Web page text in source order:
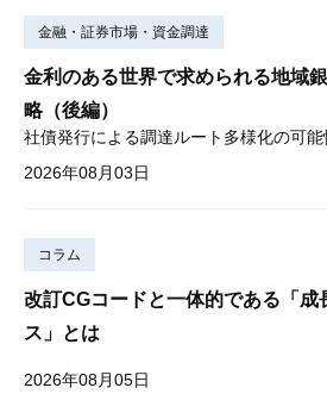
金融・証券市場・資金調達
金利のある世界で求められる地域
略（後編）
社債発行による調達ルート多様化の可能
2026年08月03日
コラム
改訂CGコードと一体的である「成
ス」とは
2026年08月05日